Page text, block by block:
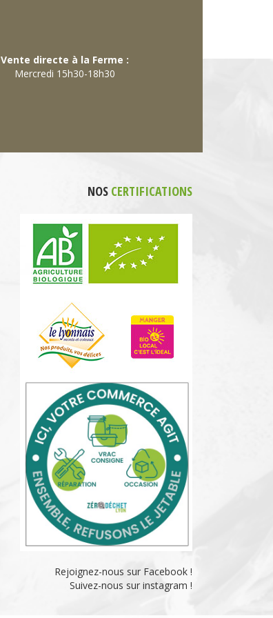
Vente directe à la Ferme :
Mercredi 15h30-18h30
NOS CERTIFICATIONS
Rejoignez-nous sur Facebook !
Suivez-nous sur instagram !